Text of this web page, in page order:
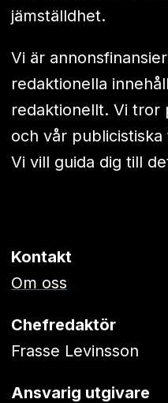
jämställdhet.
Vi är
redaktionella
redaktionellt. Vi tror
och vår
Vi vill guida dig till
Kontakt
Om oss
Chefredaktör
Frasse Levinsson
Ansvarig utgivare